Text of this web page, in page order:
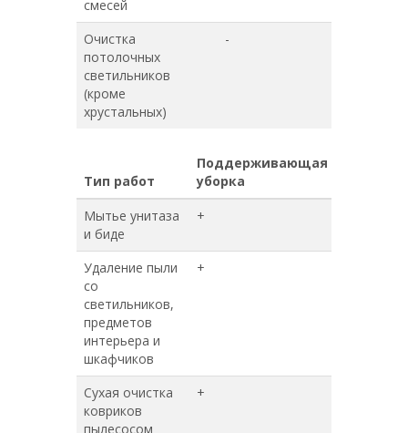
смесей
Очистка
потолочных
светильников
(кроме
хрустальных)
-
Тип работ
Поддерживающая
уборка
Мытье унитаза
и биде
+
Удаление пыли
со
светильников,
предметов
интерьера и
шкафчиков
+
Сухая очистка
ковриков
пылесосом
+